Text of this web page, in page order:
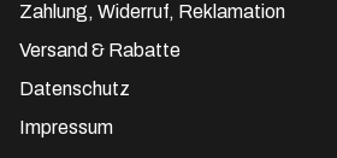
Zahlung, Widerruf, Reklamation
Versand & Rabatte
Datenschutz
Impressum